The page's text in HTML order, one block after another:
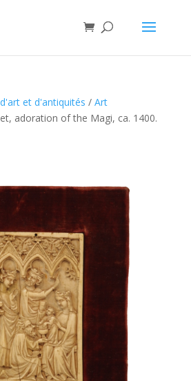
et d'antiquités / Art
adoration of the Magi, ca. 1400.